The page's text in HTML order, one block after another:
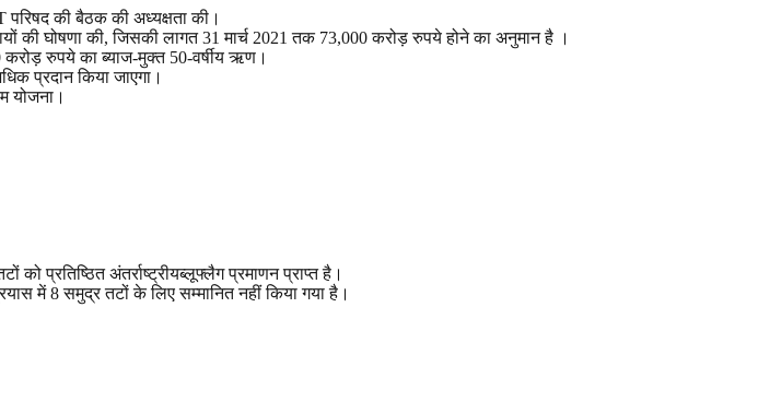
परिषद की बैठक की अध्यक्षता की।
की घोषणा की, जिसकी लागत 31 मार्च 2021 तक 73,000 करोड़ रुपये होने का अनुमान है ।
करोड़ रुपये का ब्याज-मुक्त 50-वर्षीय ऋण।
प्रदान किया जाएगा।
योजना।
प्रतिष्ठित अंतर्राष्ट्रीयब्लूफ्लैग प्रमाणन प्राप्त है।
में 8 समुद्र तटों के लिए सम्मानित नहीं किया गया है।